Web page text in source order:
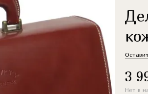
3
Нет в